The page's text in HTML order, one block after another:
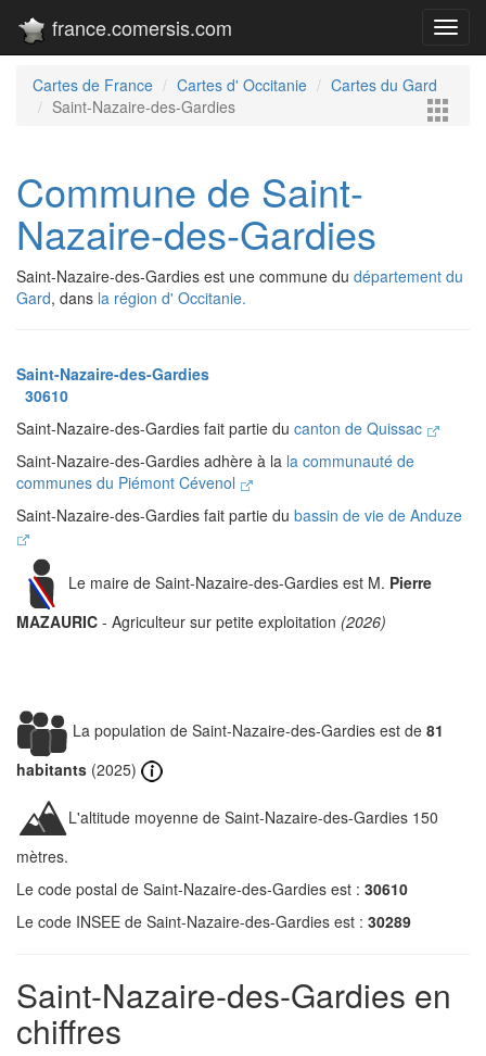
france.comersis.com
Cartes de France Cartes d' Occitanie
Cartes du Gard
Saint-Nazaire-des-Gardies
Commune de Saint-
Nazaire-des-Gardies
Saint-Nazaire-des-Gardies est une commune du département du
Gard, dans la région d' Occitanie.
Saint-Nazaire-des-Gardies
30610
Saint-Nazaire-des-Gardies fait partie du canton de Quissac
Saint-Nazaire-des-Gardies adhère à la la communauté de
communes du Piémont Cévenol
Saint-Nazaire-des-Gardies fait partie du bassin de vie de Anduze
Le maire de Saint-Nazaire-des-Gardies est M. Pierre
MAZAURIC - Agriculteur sur petite exploitation (2026)
La population de Saint-Nazaire-des-Gardies est de 81
habitants (2025)
L'altitude moyenne de Saint-Nazaire-des-Gardies 150
mètres.
Le code postal de Saint-Nazaire-des-Gardies est : 30610
Le code INSEE de Saint-Nazaire-des-Gardies est : 30289
Saint-Nazaire-des-Gardies en
chiffres